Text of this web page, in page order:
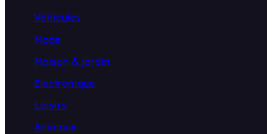
Véhicules
Mode
Maison & jardin
Electronique
Loisirs
Animaux